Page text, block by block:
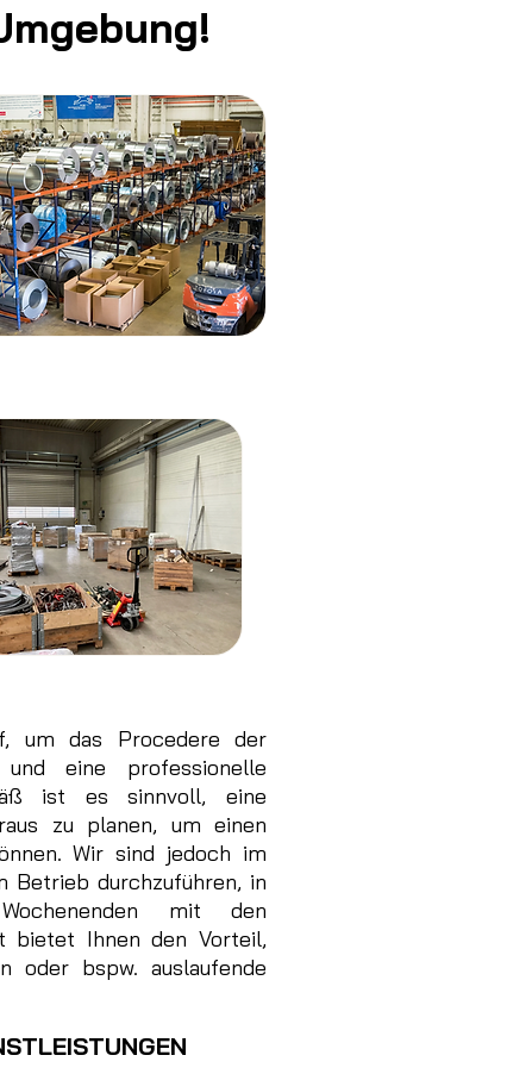
um das Procedere der
eine professionelle
ist es sinnvoll, eine
zu planen, um einen
Wir sind jedoch im
Betrieb durchzuführen, in
mit den
bietet Ihnen den Vorteil,
oder bspw. auslaufende